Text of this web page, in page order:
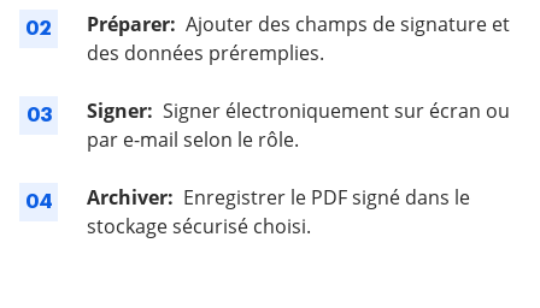
02 Préparer: Ajouter des champs de signature et
des données préremplies.
03 Signer: Signer électroniquement sur écran ou
par e-mail selon le rôle.
04 Archiver: Enregistrer le PDF signé dans le
stockage sécurisé choisi.